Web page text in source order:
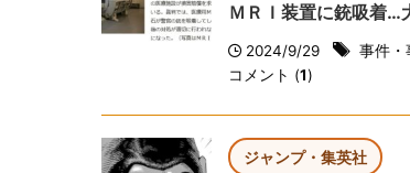
ＭＲＩ装置に銃吸着…
2024/9/29 事件・
コメント (1)
ジャンプ・集英社